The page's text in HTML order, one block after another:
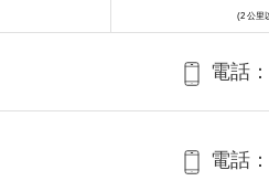
電話
電話
(2 公里